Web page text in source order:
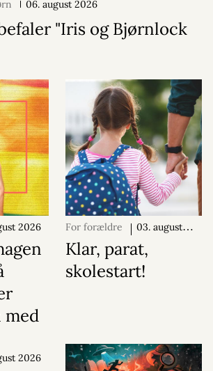
06. august 2026
"Iris og Bjørnlock
2026 For forældre
03. august
2026
Klar, parat,
skolestart!
2026